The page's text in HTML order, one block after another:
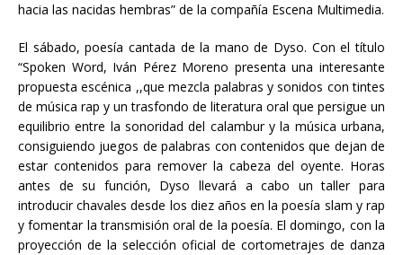
hacia las nacidas hembras” de la compañía Escena Multimedia.
El sábado, poesía cantada de la mano de Dyso. Con el título
“Spoken Word, Iván Pérez Moreno presenta una interesante
propuesta escénica ,,que mezcla palabras y sonidos con tintes
de música rap y un trasfondo de literatura oral que persigue un
equilibrio entre la sonoridad del calambur y la música urbana,
consiguiendo juegos de palabras con contenidos que dejan de
estar contenidos para remover la cabeza del oyente. Horas
antes de su función, Dyso llevará a cabo un taller para
introducir chavales desde los diez años en la poesía slam y rap
y fomentar la transmisión oral de la poesía. El domingo, con la
proyección de la selección oficial de cortometrajes de danza